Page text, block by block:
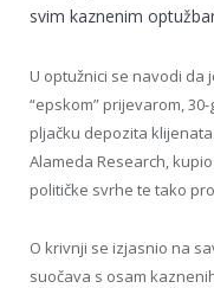
svim kaznenim
U optužnici se navodi da
“epskom” prijevarom,
pljačku depozita
Alameda Research,
političke svrhe te tako
O krivnji se izjasnio na
suočava s osam